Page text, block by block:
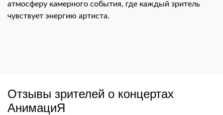
атмосферу камерного события, где каждый зритель
чувствует энергию артиста.
Отзывы зрителей о концертах
АнимациЯ